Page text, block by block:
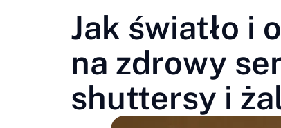
Jak światło i
na zdrowy
shuttersy i